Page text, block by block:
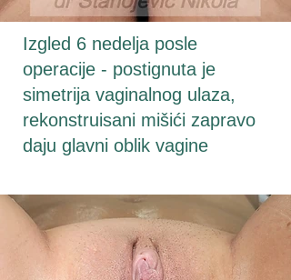
Izgled 6 nedelja posle
operacije - postignuta je
simetrija vaginalnog ulaza,
rekonstruisani mišići zapravo
daju glavni oblik vagine